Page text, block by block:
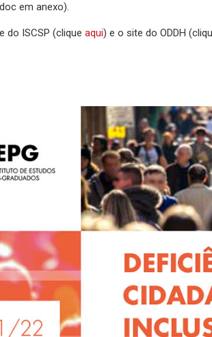
em anexo).
do ISCSP (clique aqui) e o site do ODDH